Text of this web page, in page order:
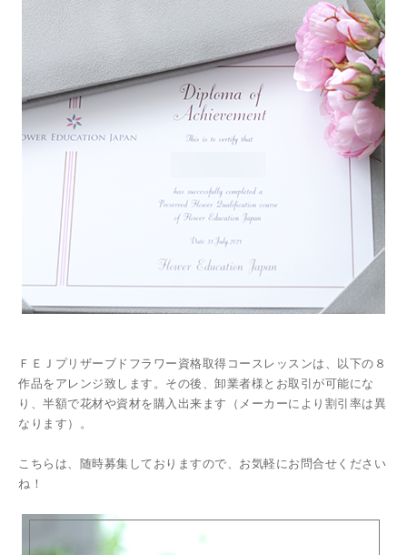
ＦＥＪプリザーブドフラワー資格取得コースレッスンは、以下の８
作品をアレンジ致します。その後、卸業者様とお取引が可能にな
り、半額で花材や資材を購入出来ます（メーカーにより割引率は異
なります）。
こちらは、随時募集しておりますので、お気軽にお問合せください
ね！